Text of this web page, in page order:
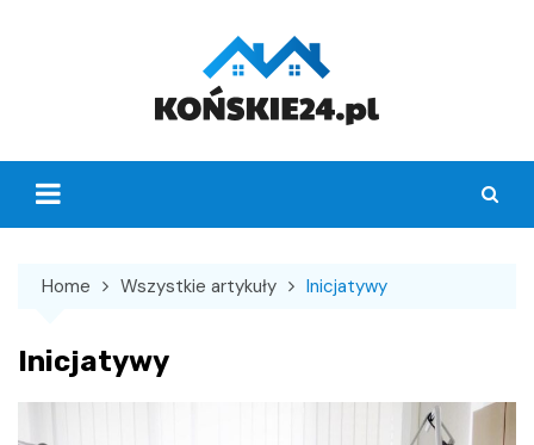
Home Wszystkie artykuły Inicjatywy
Inicjatywy